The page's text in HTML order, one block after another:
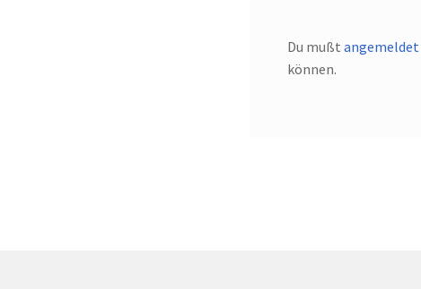
Du mußtangemeldet
können.